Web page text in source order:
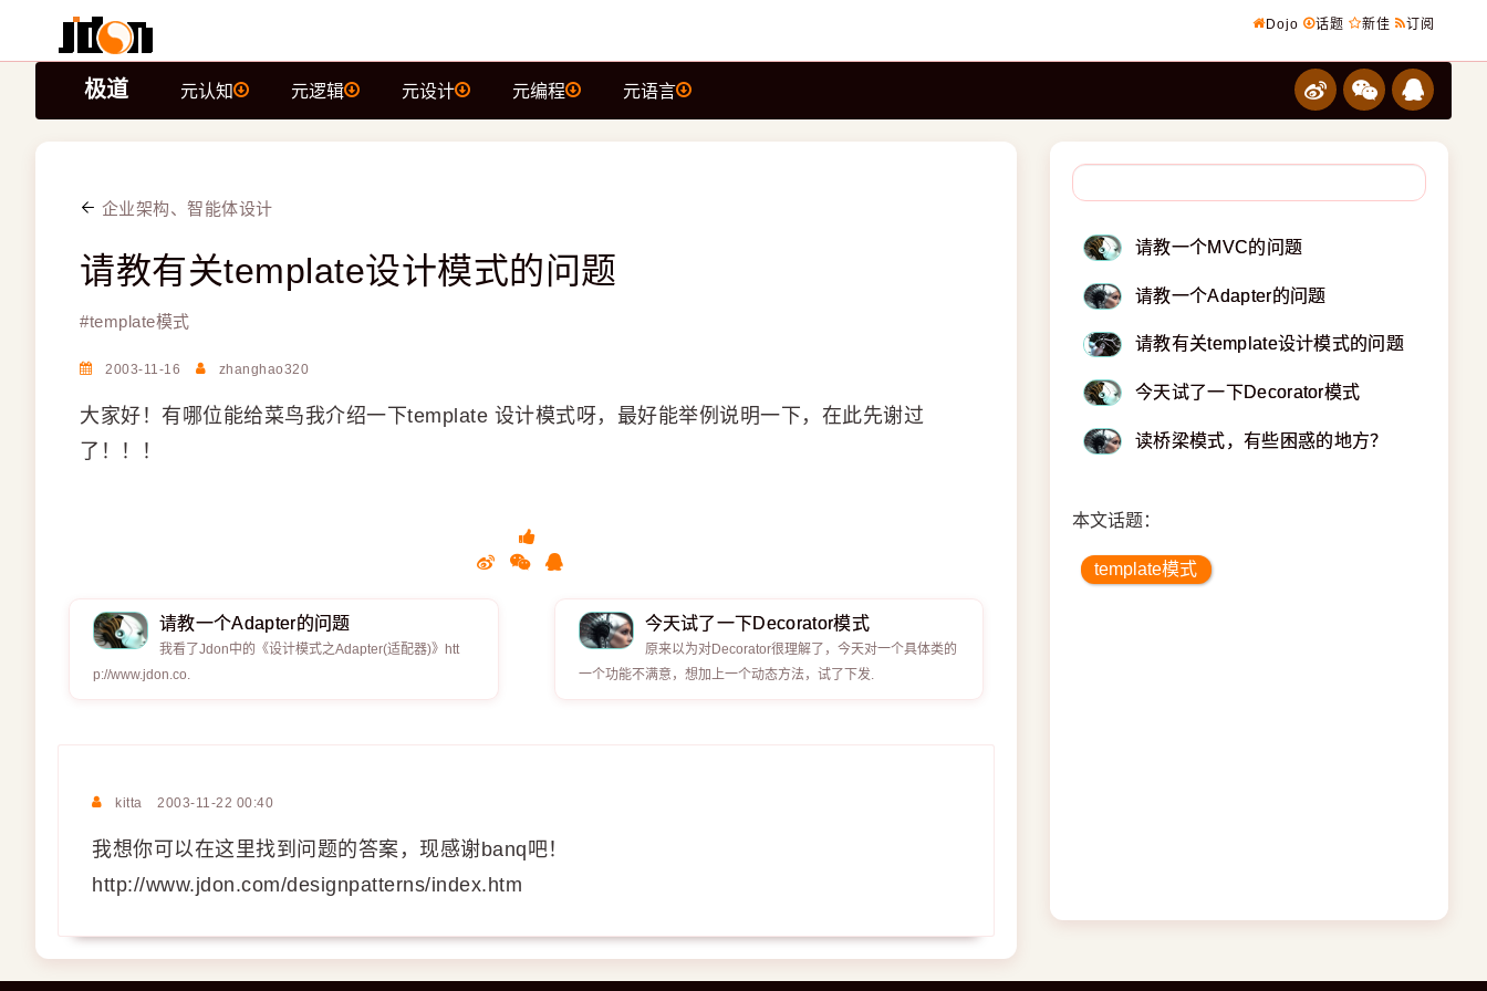
Dojo 话题 新佳 订阅
极道 元认知 元逻辑 元设计 元编程 元语言
企业架构、智能体设计
请教有关template设计模式的问题
#template模式
2003-11-16 zhanghao320
大家好！有哪位能给菜鸟我介绍一下template 设计模式呀，最好能举例说明一下，在此先谢过
了！！！
请教一个Adapter的问题
我看了Jdon中的《设计模式之Adapter(适配器)》htt
p://www.jdon.co.
今天试了一下Decorator模式
原来以为对Decorator很理解了，今天对一个具体类的
一个功能不满意，想加上一个动态方法，试了下发.
kitta 2003-11-22 00:40
我想你可以在这里找到问题的答案，现感谢banq吧！
http://www.jdon.com/designpatterns/index.htm
请教一个MVC的问题
请教一个Adapter的问题
请教有关template设计模式的问题
今天试了一下Decorator模式
读桥梁模式，有些困惑的地方？
本文话题：
template模式